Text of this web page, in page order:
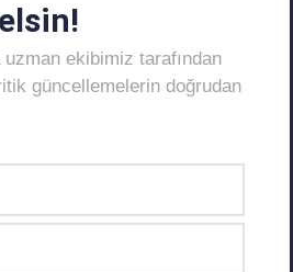
ekibimiz tarafından
güncellemelerin doğrudan